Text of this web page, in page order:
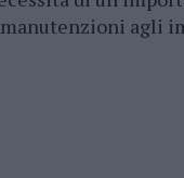
agli